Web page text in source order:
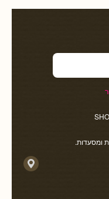
ומסעדות.